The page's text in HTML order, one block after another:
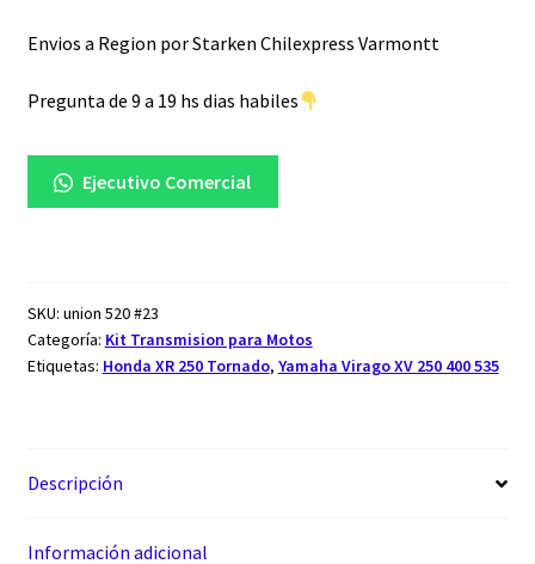
Envios a Region por Starken Chilexpress Varmontt
Pregunta de 9 a 19 hs dias habiles
Ejecutivo Comercial
SKU: union 520 #23
Categoría: Kit Transmision para Motos
Etiquetas: Honda XR 250 Tornado, Yamaha Virago XV 250 400 535
Descripción
Información adicional